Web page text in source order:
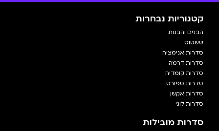
קטגוריות נבחרות
הבנים והבנות
ששטוס
סדרות אנימציה
סדרות דרמה
סדרות קומדיה
סדרות ספורט
סדרות אקשן
סדרות לוגי
סדרות מובילות